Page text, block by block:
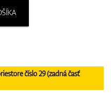
číslo 29 (zadná časť